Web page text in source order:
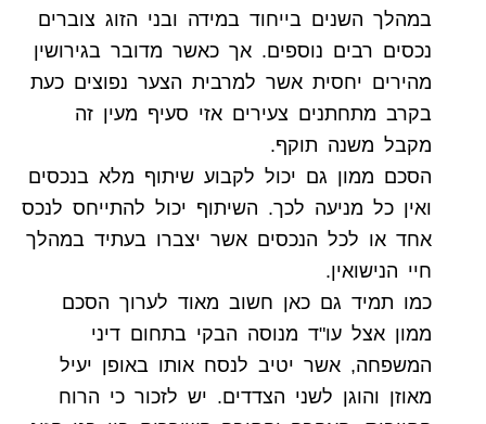
במהלך השנים בייחוד במידה ובני הזוג צוברים
נכסים רבים נוספים. אך כאשר מדובר בגירושין
מהירים יחסית אשר למרבית הצער נפוצים כעת
בקרב מתחתנים צעירים אזי סעיף מעין זה
מקבל משנה תוקף.
הסכם ממון גם יכול לקבוע שיתוף מלא בנכסים
ואין כל מניעה לכך. השיתוף יכול להתייחס לנכס
אחד או לכל הנכסים אשר יצברו בעתיד במהלך
חיי הנישואין.
כמו תמיד גם כאן חשוב מאוד לערוך הסכם
ממון אצל עו"ד מנוסה הבקי בתחום דיני
המשפחה, אשר יטיב לנסח אותו באופן יעיל
מאוזן והוגן לשני הצדדים. יש לזכור כי הרוח